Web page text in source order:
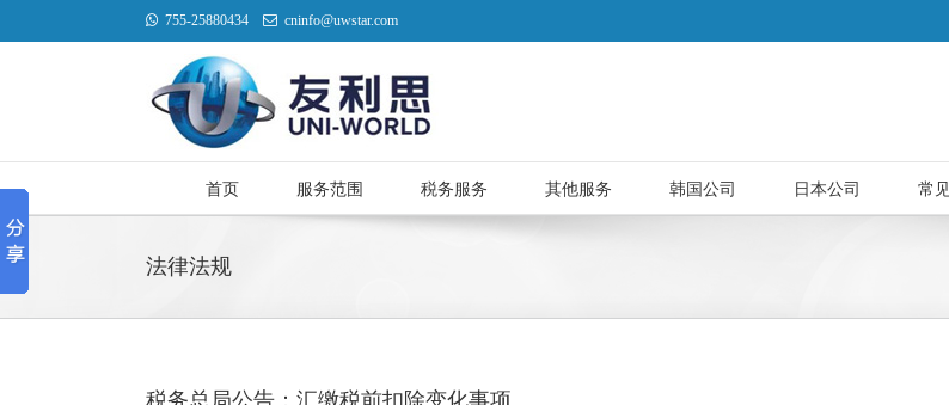
755-25880434 cninfo@uwstar.com
首页 服务范围 税务服务 其他服务 韩国公司 日本公司 常
法律法规
税务总局公告：汇缴税前扣除变化事项